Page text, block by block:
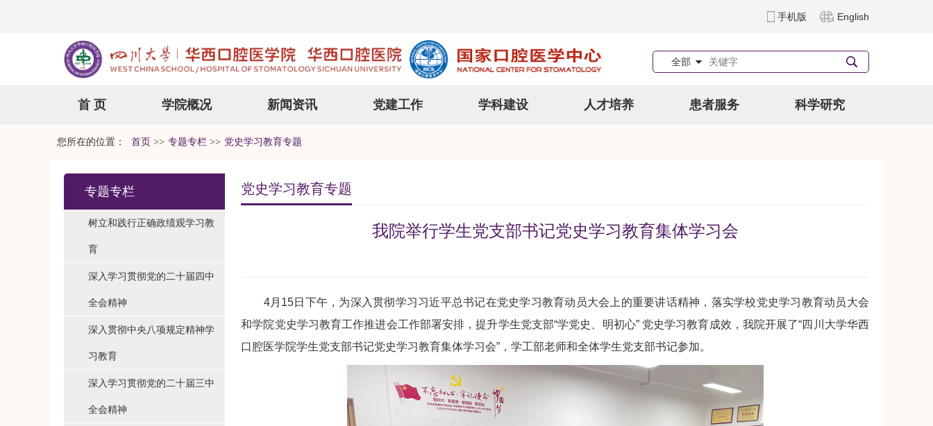
手机版 English
全部
首 页 学院概况 新闻资讯 党建工作 学科建设 人才培养 患者服务 科学研究
您所在的位置： 首页 >> 专题专栏 >> 党史学习教育专题
专题专栏
树立和践行正确政绩观学习教
育
深入学习贯彻党的二十届四中
全会精神
深入贯彻中央八项规定精神学
习教育
深入学习贯彻党的二十届三中
全会精神
党史学习教育专题
我院举行学生党支部书记党史学习教育集体学习会
4月15日下午，为深入贯彻学习习近平总书记在党史学习教育动员大会上的重要讲话精神，落实学校党史学习教育动员大会
和学院党史学习教育工作推进会工作部署安排，提升学生党支部“学党史、明初心” 党史学习教育成效，我院开展了“四川大学华西
口腔医学院学生党支部书记党史学习教育集体学习会”，学工部老师和全体学生党支部书记参加。